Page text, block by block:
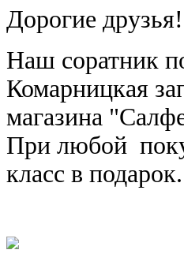
Дорогие друзья!
Наш соратник
Комарницкая
магазина
При любой
класс в подарок.